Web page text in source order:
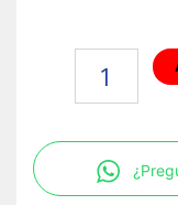
Poliflex
cantidad